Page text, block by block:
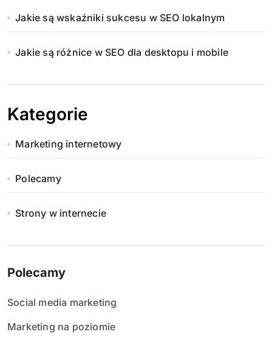
Jakie są wskaźniki sukcesu w SEO lokalnym
Jakie są różnice w SEO dla desktopu i mobile
Kategorie
Marketing internetowy
Polecamy
Strony w internecie
Polecamy
Social media marketing
Marketing na poziomie